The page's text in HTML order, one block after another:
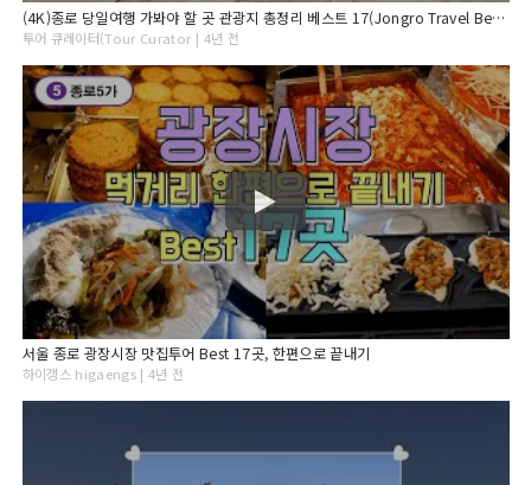
(4K)종로 당일여행 가봐야 할 곳 관광지 총정리 베스트 17(Jongro Travel Best 17)
투어 큐레이터(Tour Curator | 4년 전
서울 종로 광장시장 맛집투어 Best 17곳, 한편으로 끝내기
하이갱스 higaengs | 4년 전